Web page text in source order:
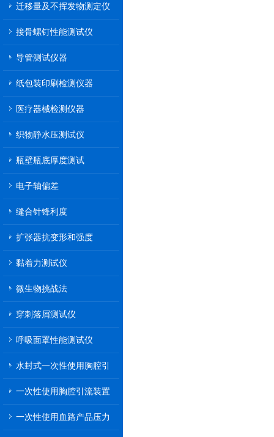
迁移量及不挥发物测定仪
接骨螺钉性能测试仪
导管测试仪器
纸包装印刷检测仪器
医疗器械检测仪器
织物静水压测试仪
瓶壁瓶底厚度测试
电子轴偏差
缝合针锋利度
扩张器抗变形和强度
黏着力测试仪
微生物挑战法
穿刺落屑测试仪
呼吸面罩性能测试仪
水封式一次性使用胸腔引
一次性使用胸腔引流装置
一次性使用血路产品压力